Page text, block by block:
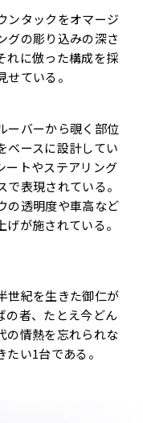
ンタックをオマージ
グの彫り込みの深さ
れに倣った構成を採
ている。
ーバーから覗く部位
ベースに設計してい
ートやステアリング
表現されている。
の透明度や車高など
が施されている。
世紀を生きた御仁が
の者、たとえ今どん
の情熱を忘れられな
い1台である。